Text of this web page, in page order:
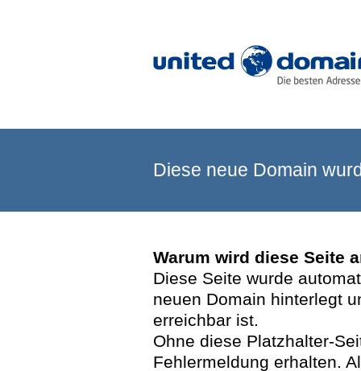
Diese neue Domain
Warum wird diese Seite
Diese Seite wurde
neuen Domain hinterlegt
erreichbar ist.
Ohne diese Platzhalter-
Fehlermeldung erhalten.